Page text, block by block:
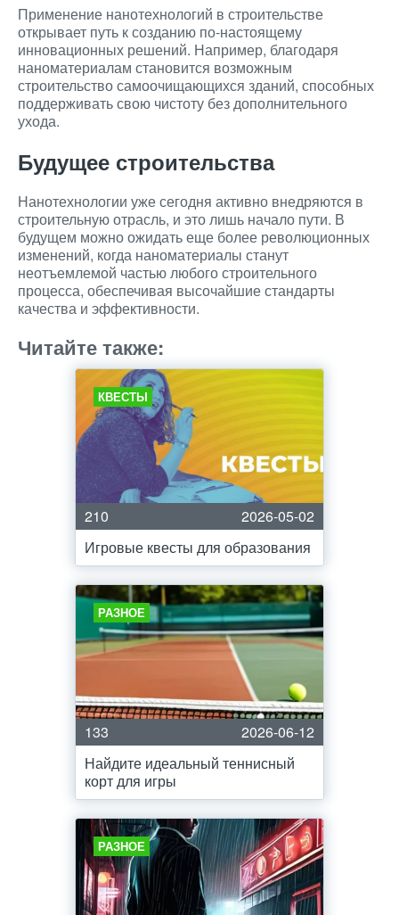
Применение нанотехнологий в строительстве
открывает путь к созданию по-настоящему
инновационных решений. Например, благодаря
наноматериалам становится возможным
строительство самоочищающихся зданий, способных
поддерживать свою чистоту без дополнительного
ухода.
Будущее строительства
Нанотехнологии уже сегодня активно внедряются в
строительную отрасль, и это лишь начало пути. В
будущем можно ожидать еще более революционных
изменений, когда наноматериалы станут
неотъемлемой частью любого строительного
процесса, обеспечивая высочайшие стандарты
качества и эффективности.
Читайте также:
КВЕСТЫ
210
2026-05-02
Игровые квесты для образования
РАЗНОЕ
133
2026-06-12
Найдите идеальный теннисный
корт для игры
РАЗНОЕ